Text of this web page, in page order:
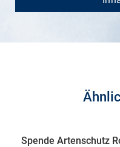
Spende Artenschutz